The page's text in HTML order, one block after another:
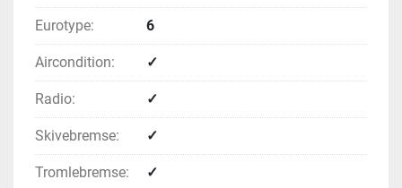
Eurotype: 6
Aircondition: ✓
Radio: ✓
Skivebremse: ✓
Tromlebremse: ✓